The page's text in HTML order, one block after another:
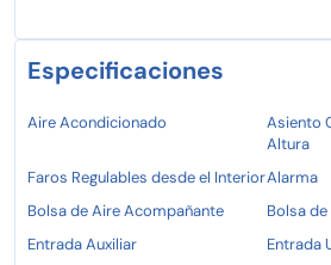
Especificaciones
Aire Acondicionado
Asiento
Altura
Faros Regulables desde el InteriorAlarma
Bolsa de Aire Acompañante
Bolsa
Entrada Auxiliar
Entrada